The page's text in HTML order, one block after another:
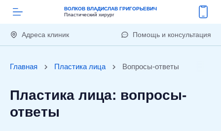
ВОЛКОВ ВЛАДИСЛАВ ГРИГОРЬЕВИЧ
Пластический хирург
Адреса клиник Помощь и консультация
Главная Пластика лица Вопросы-ответы
Пластика лица: вопросы-
ответы